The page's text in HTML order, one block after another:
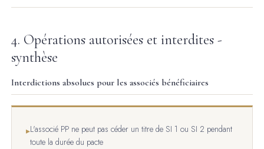
4. Opérations autorisées et interdites -
synthèse
Interdictions absolues pour les associés bénéficiaires
▸L'associé PP ne peut pas céder un titre de SI 1 ou SI 2 pendant
toute la durée du pacte